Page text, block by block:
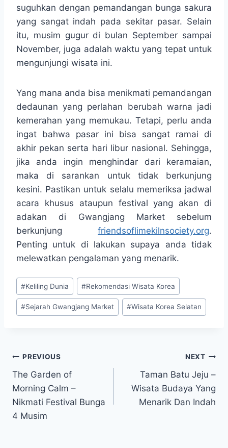
suguhkan dengan pemandangan bunga sakura
yang sangat indah pada sekitar pasar. Selain
itu, musim gugur di bulan September sampai
November, juga adalah waktu yang tepat untuk
mengunjungi wisata ini.
Yang mana anda bisa menikmati pemandangan
dedaunan yang perlahan berubah warna jadi
kemerahan yang memukau. Tetapi, perlu anda
ingat bahwa pasar ini bisa sangat ramai di
akhir pekan serta hari libur nasional. Sehingga,
jika anda ingin menghindar dari keramaian,
maka di sarankan untuk tidak berkunjung
kesini. Pastikan untuk selalu memeriksa jadwal
acara khusus ataupun festival yang akan di
adakan di Gwangjang Market sebelum
berkunjung friendsoflimekilnsociety.org.
Penting untuk di lakukan supaya anda tidak
melewatkan pengalaman yang menarik.
Post
Tags:
#Keliling Dunia #Rekomendasi Wisata Korea
#Sejarah Gwangjang Market #Wisata Korea Selatan
Post
navigation
PREVIOUS
The Garden of
Morning Calm –
Nikmati Festival Bunga
4 Musim
NEXT
Taman Batu Jeju –
Wisata Budaya Yang
Menarik Dan Indah